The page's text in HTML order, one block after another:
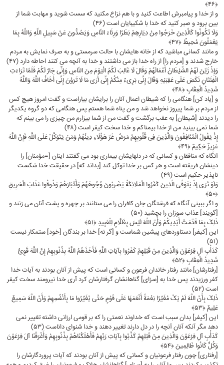
﴿۴۶﴾
و از خدا و پیامبرش اطاعت کنید و با هم نزاع مکنید که سست‏ شوید و مهابت‏ شما از
بین برود و صبر کنید که خدا با شکیبایان است (۴۶)
وَلَا تَکُونُوا کَالَّذِینَ خَرَجُوا مِنْ دِیَارِهِمْ بَطَرًا وَرِئَاءَ النَّاسِ وَیَصُدُّونَ عَنْ سَبِیلِ اللَّهِ وَاللَّهُ بِمَا
یَعْمَلُونَ مُحِیطٌ ﴿۴۷﴾
و مانند کسانى مباشید که از خانه ‏هایشان با حالت‏ سرمستى و به صرف نمایش به مردم
خارج شدند و [مردم را] از راه خدا باز مى‏ داشتند و خدا به آنچه مى کنند احاطه دارد (۴۷)
وَإِذْ زَیَّنَ لَهُمُ الشَّیْطَانُ أَعْمَالَهُمْ وَقَالَ لَا غَالِبَ لَکُمُ الْیَوْمَ مِنَ النَّاسِ وَإِنِّی جَارٌ لَکُمْ فَلَمَّا تَرَاءَتِ
الْفِئَتَانِ نَکَصَ عَلَى عَقِبَیْهِ وَقَالَ إِنِّی بَرِیءٌ مِنْکُمْ إِنِّی أَرَى مَا لَا تَرَوْنَ إِنِّی أَخَافُ اللَّهَ وَاللَّهُ
شَدِیدُ الْعِقَابِ ﴿۴۸﴾
و [یاد کن] هنگامى را که شیطان اعمال آنان را برایشان بیاراست و گفت امروز هیچ کس
از مردم بر شما پیروز نخواهد شد و من پناه شما هستم پس هنگامى که دو گروه یکدیگر
را دیدند [شیطان] به عقب برگشت و گفت من از شما بیزارم من چیزى را مى ‏بینم که
شما نمى ‏بینید من از خدا بیمناکم و خدا سخت‏ کیفر است (۴۸)
إِذْ یَقُولُ الْمُنَافِقُونَ وَالَّذِینَ فِی قُلُوبِهِمْ مَرَضٌ غَرَّ هَؤُلَاءِ دِینُهُمْ وَمَنْ یَتَوَکَّلْ عَلَى اللَّهِ فَإِنَّ اللَّهَ
عَزِیزٌ حَکِیمٌ ﴿۴۹﴾
آنگاه که منافقان و کسانى که در دلهایشان بیمارى بود مى گفتند اینان [=مؤمنان] را
دینشان فریفته است و هر کس بر خدا توکل کند [بداند که] در حقیقت ‏خدا شکست‏
ناپذیر حکیم است (۴۹)
وَلَوْ تَرَى إِذْ یَتَوَفَّى الَّذِینَ کَفَرُوا الْمَلَائِکَةُ یَضْرِبُونَ وُجُوهَهُمْ وَأَدْبَارَهُمْ وَذُوقُوا عَذَابَ الْحَرِیقِ
﴿۵۰﴾
و اگر ببینى آنگاه که فرشتگان جان کافران را مى‏ ستانند بر چهره و پشت آنان مى‏ زنند و
[گویند] عذاب سوزان را بچشید (۵۰)
ذَلِکَ بِمَا قَدَّمَتْ أَیْدِیکُمْ وَأَنَّ اللَّهَ لَیْسَ بِظَلَّامٍ لِلْعَبِیدِ ﴿۵۱﴾
این [کیفر] دستاوردهاى پیشین شماست و [گر نه] خدا بر بندگان [خود] ستمکار نیست
(۵۱)
کَدَأْبِ آلِ فِرْعَوْنَ وَالَّذِینَ مِنْ قَبْلِهِمْ کَفَرُوا بِآیَاتِ اللَّهِ فَأَخَذَهُمُ اللَّهُ بِذُنُوبِهِمْ إِنَّ اللَّهَ قَوِیٌّ
شَدِیدُ الْعِقَابِ ﴿۵۲﴾
[رفتارشان] مانند رفتار خاندان فرعون و کسانى است که پیش از آنان بودند به آیات خدا
کفر ورزیدند پس خدا به [سزاى] گناهانشان گرفتارشان کرد آرى خدا نیرومند سخت‏ کیفر
است (۵۲)
ذَلِکَ بِأَنَّ اللَّهَ لَمْ یَکُ مُغَیِّرًا نِعْمَةً أَنْعَمَهَا عَلَى قَوْمٍ حَتَّى یُغَیِّرُوا مَا بِأَنْفُسِهِمْ وَأَنَّ اللَّهَ سَمِیعٌ
عَلِیمٌ ﴿۵۳﴾
این [کیفر] بدان سبب است که خداوند نعمتى را که بر قومى ارزانى داشته تغییر نمى‏
دهد مگر آنکه آنان آنچه را در دل دارند تغییر دهند و خدا شنواى داناست (۵۳)
کَدَأْبِ آلِ فِرْعَوْنَ وَالَّذِینَ مِنْ قَبْلِهِمْ کَذَّبُوا بِآیَاتِ رَبِّهِمْ فَأَهْلَکْنَاهُمْ بِذُنُوبِهِمْ وَأَغْرَقْنَا آلَ فِرْعَوْنَ
وَکُلٌّ کَانُوا ظَالِمِینَ ﴿۵۴﴾
[رفتارى] چون رفتار فرعونیان و کسانى که پیش از آنان بودند که آیات پروردگارشان را